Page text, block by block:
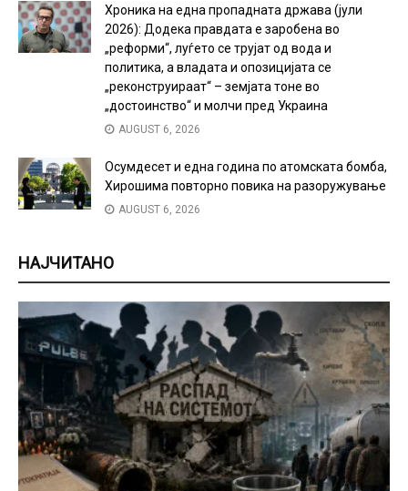
Хроника на една пропадната држава (јули
2026): Додека правдата е заробена во
„реформи“, луѓето се трујат од вода и
политика, а владата и опозицијата се
„реконструираат“ – земјата тоне во
„достоинство“ и молчи пред Украина
AUGUST 6, 2026
Осумдесет и една година по атомската бомба,
Хирошима повторно повика на разоружување
AUGUST 6, 2026
НАЈЧИТАНО